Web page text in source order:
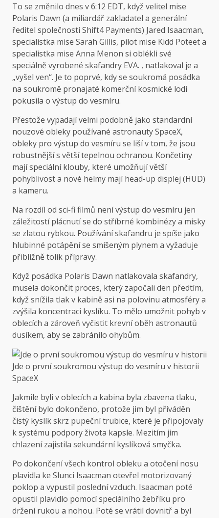
To se změnilo dnes v 6:12 EDT, když velitel mise
Polaris Dawn (a miliardář zakladatel a generální
ředitel společnosti Shift4 Payments) Jared Isaacman,
specialistka mise Sarah Gillis, pilot mise Kidd Poteet a
specialistka mise Anna Menon si oblékli své
speciálně vyrobené skafandry EVA. , natlakoval je a
„vyšel ven“. Je to poprvé, kdy se soukromá posádka
na soukromě pronajaté komerční kosmické lodi
pokusila o výstup do vesmíru.
Přestože vypadají velmi podobně jako standardní
nouzové obleky používané astronauty SpaceX,
obleky pro výstup do vesmíru se liší v tom, že jsou
robustnější s větší tepelnou ochranou. Končetiny
mají speciální klouby, které umožňují větší
pohyblivost a nové helmy mají head-up displej (HUD)
a kameru.
Na rozdíl od sci-fi filmů není výstup do vesmíru jen
záležitostí plácnutí se do stříbrné kombinézy a misky
se zlatou rybkou. Používání skafandru je spíše jako
hlubinné potápění se smíšeným plynem a vyžaduje
přibližně tolik přípravy.
Když posádka Polaris Dawn natlakovala skafandry,
musela dokončit proces, který započali den předtím,
když snížila tlak v kabině asi na polovinu atmosféry a
zvýšila koncentraci kyslíku. To mělo umožnit pohyb v
oblecích a zároveň vyčistit krevní oběh astronautů
dusíkem, aby se zabránilo ohybům.
Jde o první soukromou výstup do vesmíru v historii
SpaceX
Jakmile byli v oblecích a kabina byla zbavena tlaku,
čištění bylo dokončeno, protože jim byl přiváděn
čistý kyslík skrz pupeční trubice, které je připojovaly
k systému podpory života kapsle. Mezitím jim
chlazení zajistila sekundární kyslíková smyčka.
Po dokončení všech kontrol obleku a otočení nosu
plavidla ke Slunci Isaacman otevřel motorizovaný
poklop a vypustil poslední vzduch. Isaacman poté
opustil plavidlo pomocí speciálního žebříku pro
držení rukou a nohou. Poté se vrátil dovnitř a byl